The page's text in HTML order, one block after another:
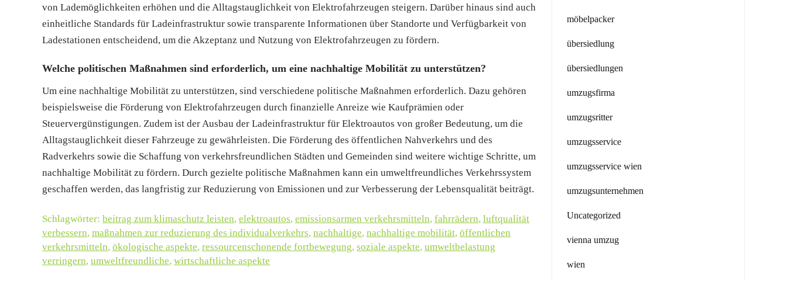
von Lademöglichkeiten erhöhen und die Alltagstauglichkeit von Elektrofahrzeugen steigern. Darüber hinaus sind auch
einheitliche Standards für Ladeinfrastruktur sowie transparente Informationen über Standorte und Verfügbarkeit von
Ladestationen entscheidend, um die Akzeptanz und Nutzung von Elektrofahrzeugen zu fördern.
Welche politischen Maßnahmen sind erforderlich, um eine nachhaltige Mobilität zu unterstützen?
Um eine nachhaltige Mobilität zu unterstützen, sind verschiedene politische Maßnahmen erforderlich. Dazu gehören
beispielsweise die Förderung von Elektrofahrzeugen durch finanzielle Anreize wie Kaufprämien oder
Steuervergünstigungen. Zudem ist der Ausbau der Ladeinfrastruktur für Elektroautos von großer Bedeutung, um die
Alltagstauglichkeit dieser Fahrzeuge zu gewährleisten. Die Förderung des öffentlichen Nahverkehrs und des
Radverkehrs sowie die Schaffung von verkehrsfreundlichen Städten und Gemeinden sind weitere wichtige Schritte, um
nachhaltige Mobilität zu fördern. Durch gezielte politische Maßnahmen kann ein umweltfreundliches Verkehrssystem
geschaffen werden, das langfristig zur Reduzierung von Emissionen und zur Verbesserung der Lebensqualität beiträgt.
Schlagwörter: beitrag zum klimaschutz leisten, elektroautos, emissionsarmen verkehrsmitteln, fahrrädern, luftqualität
verbessern, maßnahmen zur reduzierung des individualverkehrs, nachhaltige, nachhaltige mobilität, öffentlichen
verkehrsmitteln, ökologische aspekte, ressourcenschonende fortbewegung, soziale aspekte, umweltbelastung
verringern, umweltfreundliche, wirtschaftliche aspekte
möbelpacker
übersiedlung
übersiedlungen
umzugsfirma
umzugsritter
umzugsservice
umzugsservice wien
umzugsunternehmen
Uncategorized
vienna umzug
wien